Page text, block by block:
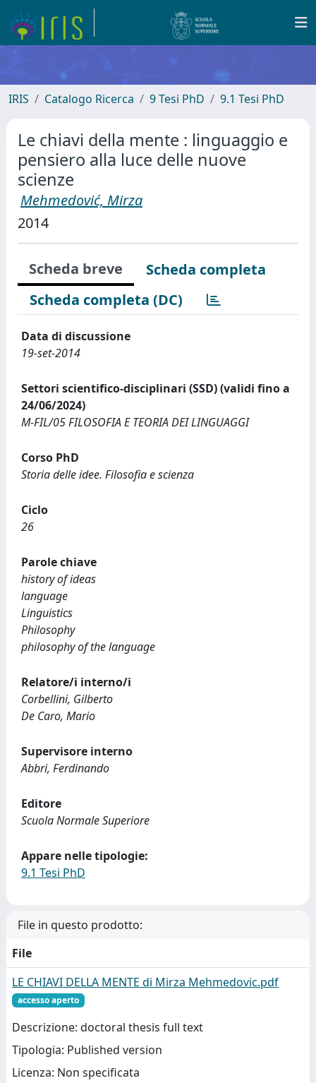
IRIS Catalogo Ricerca 9 Tesi PhD 9.1 Tesi PhD
Le chiavi della mente : linguaggio e
pensiero alla luce delle nuove
scienze
Mehmedović, Mirza
2014
Scheda breve
Scheda completa
Scheda completa (DC)
Data di discussione
19-set-2014
Settori scientifico-disciplinari (SSD) (validi fino a
24/06/2024)
M-FIL/05 FILOSOFIA E TEORIA DEI LINGUAGGI
Corso PhD
Storia delle idee. Filosofia e scienza
Ciclo
26
Parole chiave
history of ideas
language
Linguistics
Philosophy
philosophy of the language
Relatore/i interno/i
Corbellini, Gilberto
De Caro, Mario
Supervisore interno
Abbri, Ferdinando
Editore
Scuola Normale Superiore
Appare nelle tipologie:
9.1 Tesi PhD
File in questo prodotto:
File
LE CHIAVI DELLA MENTE di Mirza Mehmedovic.pdf
accesso aperto
Descrizione: doctoral thesis full text
Tipologia: Published version
Licenza: Non specificata